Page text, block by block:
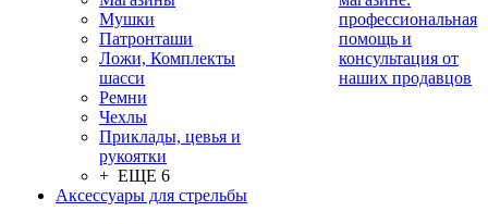
Мушки
Патронташи
Ложи, Комплекты
шасси
Ремни
Чехлы
Приклады, цевья и
рукоятки
+ ЕЩЕ 6
Аксессуары для стрельбы
профессиональная
помощь и
консультация от
наших продавцов